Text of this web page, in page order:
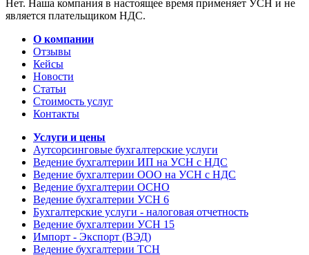
Нет. Наша компания в настоящее время применяет УСН и не
является плательщиком НДС.
О компании
Отзывы
Кейсы
Новости
Статьи
Стоимость услуг
Контакты
Услуги и цены
Аутсорсинговые бухгалтерские услуги
Ведение бухгалтерии ИП на УСН с НДС
Ведение бухгалтерии ООО на УСН с НДС
Ведение бухгалтерии ОСНО
Ведение бухгалтерии УСН 6
Бухгалтерские услуги - налоговая отчетность
Ведение бухгалтерии УСН 15
Импорт - Экспорт (ВЭД)
Ведение бухгалтерии ТСН